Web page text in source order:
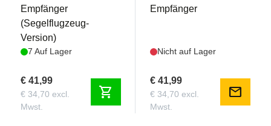
Empfänger
(Segelflugzeug-
Version)
7 Auf Lager
€ 41,99
€ 34,70 excl.
Mwst.
shopping_cart
Empfänger
Nicht auf Lager
€ 41,99
€ 34,70 excl.
Mwst.
mail